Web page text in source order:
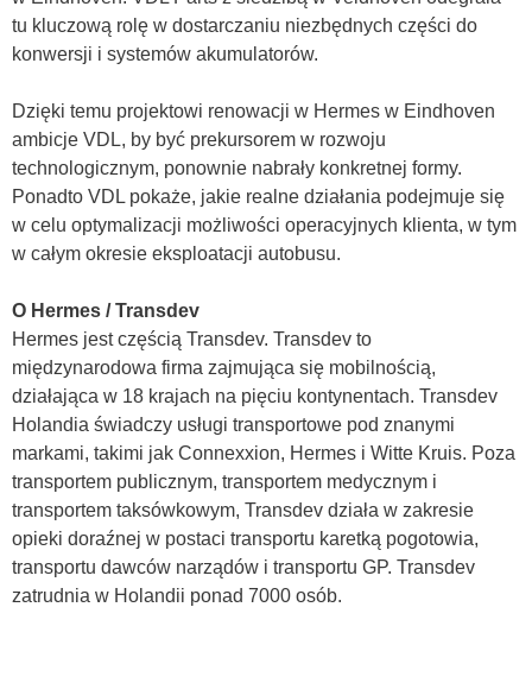
tu kluczową rolę w dostarczaniu niezbędnych części do
konwersji i systemów akumulatorów.
Dzięki temu projektowi renowacji w Hermes w Eindhoven
ambicje VDL, by być prekursorem w rozwoju
technologicznym, ponownie nabrały konkretnej formy.
Ponadto VDL pokaże, jakie realne działania podejmuje się
w celu optymalizacji możliwości operacyjnych klienta, w tym
w całym okresie eksploatacji autobusu.
O Hermes / Transdev
Hermes jest częścią Transdev. Transdev to
międzynarodowa firma zajmująca się mobilnością,
działająca w 18 krajach na pięciu kontynentach. Transdev
Holandia świadczy usługi transportowe pod znanymi
markami, takimi jak Connexxion, Hermes i Witte Kruis. Poza
transportem publicznym, transportem medycznym i
transportem taksówkowym, Transdev działa w zakresie
opieki doraźnej w postaci transportu karetką pogotowia,
transportu dawców narządów i transportu GP. Transdev
zatrudnia w Holandii ponad 7000 osób.